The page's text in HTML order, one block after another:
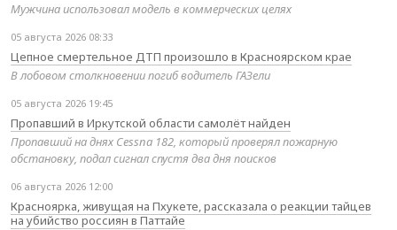
Мужчина использовал модель в коммерческих целях
05 августа 2026 08:33
Цепное смертельное ДТП произошло в Красноярском крае
В лобовом столкновении погиб водитель ГАЗели
05 августа 2026 19:45
Пропавший в Иркутской области самолёт найден
Пропавший на днях Cessna 182, который проверял пожарную
обстановку, подал сигнал спустя два дня поисков
06 августа 2026 12:00
Красноярка, живущая на Пхукете, рассказала о реакции тайцев
на убийство россиян в Паттайе